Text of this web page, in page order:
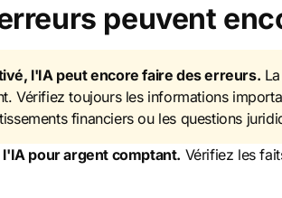
peuvent
l'IA peut encore faire des erreurs.
Vérifiez toujours les informations
financiers ou les questions
pour argent comptant. Vérifiez les